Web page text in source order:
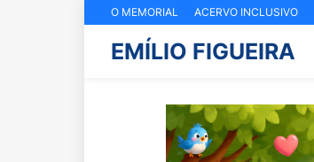
O MEMORIAL ACERVO INCLUSIVO
EMÍLIO FIGUEIRA